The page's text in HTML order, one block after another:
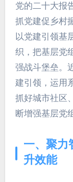
党的二十大报告指出，坚持大抓基层的鲜明导向，
抓党建促乡村
以党建引领基
织，把基层党
强战斗堡垒。
建引领，运用
抓好城市社区
断增强基层党
一、聚力
升效能